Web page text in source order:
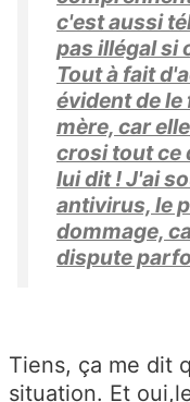
c'est aussi
pas illégal si
Tout à fait
évident de
mère, car
crosi tout ce
lui dit ! J'ai
antivirus, le
dommage,
dispute
Tiens, ça me dit
situation. Et